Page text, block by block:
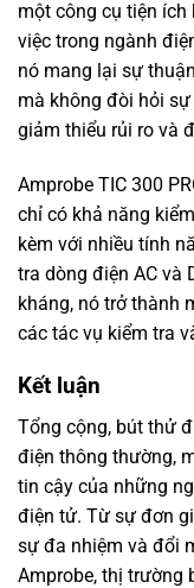
một công cụ tiện
việc trong ngành
nó mang lại sự
mà không đòi hỏi
giảm thiểu rủi ro và
Amprobe TIC 300
chỉ có khả năng
kèm với nhiều tính
tra dòng điện AC và
kháng, nó trở thành
các tác vụ kiểm tra
Kết luận
Tổng cộng, bút thử
điện thông thường,
tin cậy của những
điện tử. Từ sự đơn
sự đa nhiệm và đổi
Amprobe, thị trường